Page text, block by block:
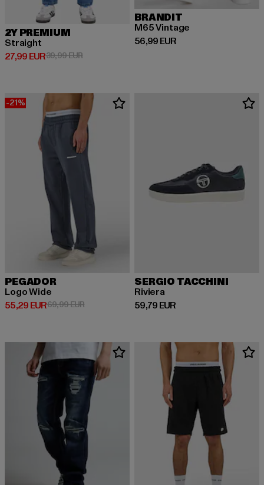
2Y PREMIUM
Straight
27,99 EUR
Prix courant: 27,99 EUR
39,99 EURPrix en promotion: 39,99 EUR
BRANDIT
M65 Vintage
56,99 EUR
Prix courant: 56,99 EUR
-21%
PEGADOR
Logo Wide
55,29 EUR
Prix courant: 55,29 EUR
69,99 EURPrix en promotion: 69,99 EUR
SERGIO TACCHINI
Riviera
59,79 EUR
Prix courant: 59,79 EUR